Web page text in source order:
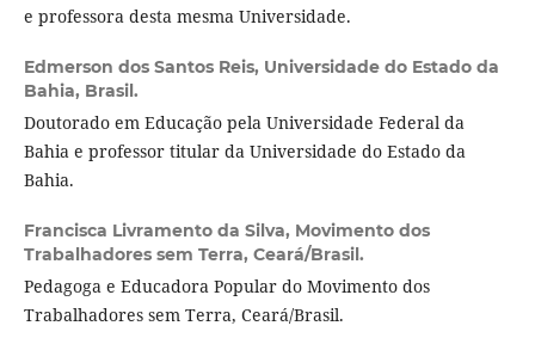
e professora desta mesma Universidade.
Edmerson dos Santos Reis, Universidade do Estado da
Bahia, Brasil.
Doutorado em Educação pela Universidade Federal da
Bahia e professor titular da Universidade do Estado da
Bahia.
Francisca Livramento da Silva, Movimento dos
Trabalhadores sem Terra, Ceará/Brasil.
Pedagoga e Educadora Popular do Movimento dos
Trabalhadores sem Terra, Ceará/Brasil.